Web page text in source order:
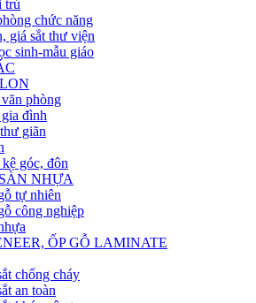
trú
chức năng
giá sắt thư viện
sinh-mẫu giáo
phòng
đình
giãn
góc, đôn
NHỰA
tự nhiên
công nghiệp
ỐP GỖ LAMINATE
chống cháy
an toàn